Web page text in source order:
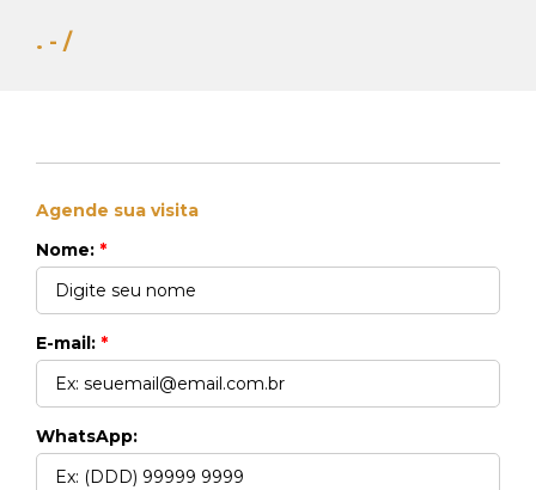
41 99270-3712
Whats Venda
. - /
Agende sua visita
Nome: *
E-mail: *
WhatsApp: